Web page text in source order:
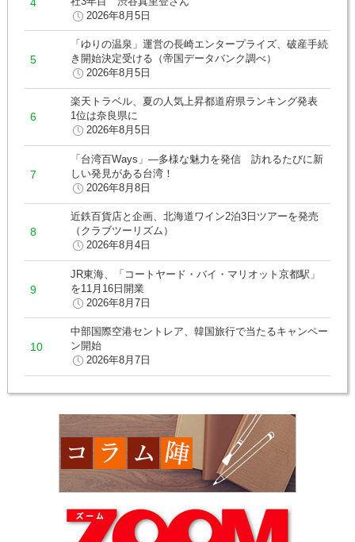
2026年8月5日
「ゆりの温泉」運営の長崎エンタープライズ、破産手続
き開始決定受ける（帝国データバンク調べ）
2026年8月5日
楽天トラベル、夏の人気上昇都道府県ランキング発表
1位は奈良県に
2026年8月5日
「台湾百Ways」―多様な魅力を発信 訪れるたびに新
しい発見がある台湾！
2026年8月8日
近鉄百貨店と企画、北海道ワイン2泊3日ツアーを発売
（クラブツーリズム）
2026年8月4日
JR東海、「コートヤード・バイ・マリオット京都駅」
を11月16日開業
2026年8月7日
中部国際空港セントレア、韓国旅行で当たるキャンペー
ン開始
2026年8月7日